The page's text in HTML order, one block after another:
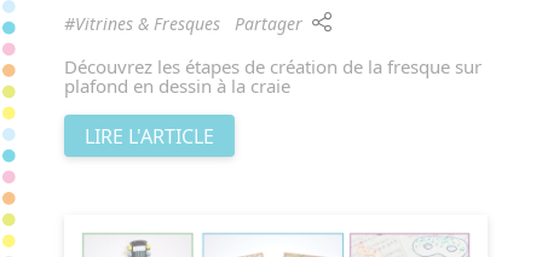
#Vitrines & Fresques Partager
Découvrez les étapes de création de la fresque sur
plafond en dessin à la craie
LIRE L'ARTICLE